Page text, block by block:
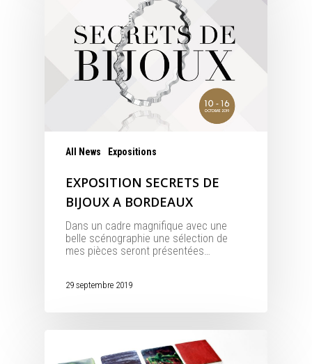
All News Expositions
EXPOSITION SECRETS DE
BIJOUX A BORDEAUX
Dans un cadre magnifique avec une
belle scénographie une sélection de
mes pièces seront présentées…
29 septembre 2019